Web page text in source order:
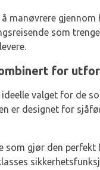
manøvrere
som
for
ideelle valget for de
er designet for
som gjør den